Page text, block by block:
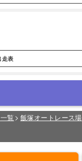
走表
覧 飯塚オートレース場